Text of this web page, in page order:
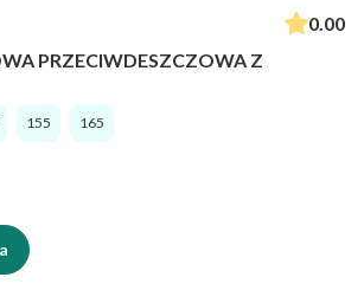
0.00
PRZECIWDESZCZOWA Z
155 165